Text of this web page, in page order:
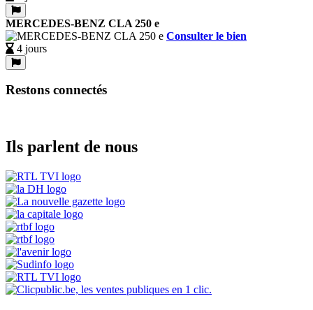
MERCEDES-BENZ CLA 250 e
Consulter le bien
4 jours
Restons connectés
Ils parlent de nous